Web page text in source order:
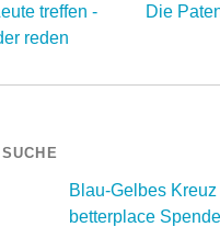
treffen -
reden
Die
Blau-Gelbes
betterplace